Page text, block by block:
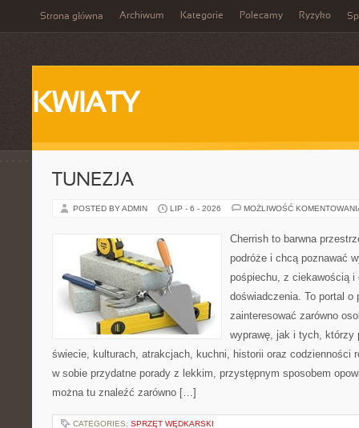
Strona główna Archiwum Kategorie Polecamy Ryzyko
KWIATY
TUNEZJA
POSTED BY ADMIN LIP - 6 - 2026 MOŻLIWOŚĆ
Cherrish to barwna
podróże i chcą poznawać
pośpiechu, z ciekawością i
doświadczenia. To portal o
zainteresować zarówno
wyprawę, jak i tych, którzy
świecie, kulturach, atrakcjach, kuchni, historii oraz codzienności
w sobie przydatne porady z lekkim, przystępnym sposobem
można tu znaleźć zarówno […]
CATEGORIES: SPRZĘT WĘDKARSKI